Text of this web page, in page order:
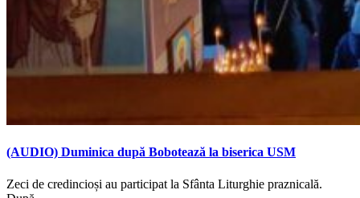
(AUDIO) Duminica după Bobotează la biserica USM
Zeci de credincioși au participat la Sfânta Liturghie praznicală.